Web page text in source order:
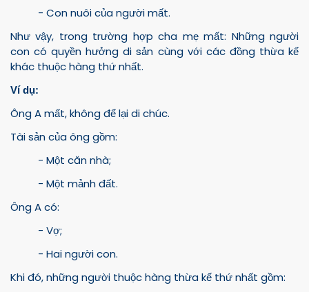
- Con nuôi của người mất.
Như vậy, trong trường hợp cha mẹ mất: Những người
con có quyền hưởng di sản cùng với các đồng thừa kế
khác thuộc hàng thứ nhất.
Ví dụ:
Ông A mất, không để lại di chúc.
Tài sản của ông gồm:
- Một căn nhà;
- Một mảnh đất.
Ông A có:
- Vợ;
- Hai người con.
Khi đó, những người thuộc hàng thừa kế thứ nhất gồm: